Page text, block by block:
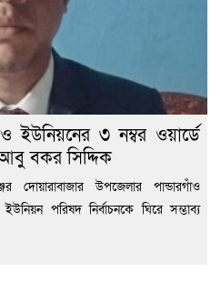
ইউনিয়নের ৩ নম্বর ওয়ার্ডে
বকর সিদ্দিক
দোয়ারাবাজার উপজেলার পান্ডারগাঁও
পরিষদ নির্বাচনকে ঘিরে সম্ভাব্য